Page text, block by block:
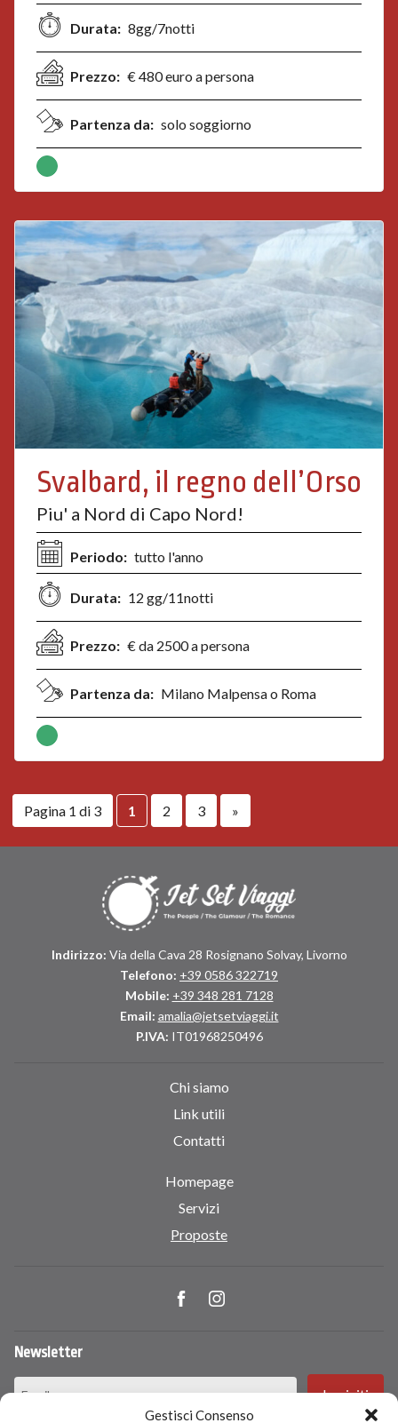
Gestisci Consenso
Durata: 8gg/7notti
Prezzo: € 480 euro a persona
Partenza da: solo soggiorno
Svalbard, il regno dell’Orso
Piu' a Nord di Capo Nord!
Periodo: tutto l'anno
Durata: 12 gg/11notti
Prezzo: € da 2500 a persona
Partenza da: Milano Malpensa o Roma
Pagina 1 di 3 1 2 3 »
Indirizzo: Via della Cava 28 Rosignano Solvay, Livorno
Telefono: +39 0586 322719
Mobile: +39 348 281 7128
Email: amalia@jetsetviaggi.it
P.IVA: IT01968250496
Chi siamo
Link utili
Contatti
Homepage
Servizi
Proposte
Newsletter